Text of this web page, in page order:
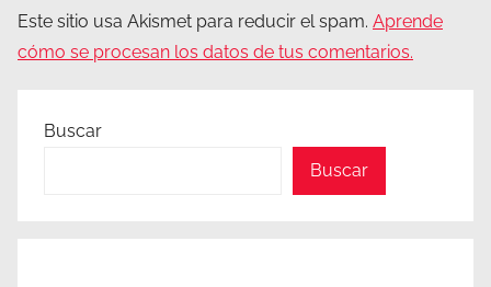
Este sitio usa Akismet para reducir el spam. Aprende
cómo se procesan los datos de tus comentarios.
Buscar
Buscar